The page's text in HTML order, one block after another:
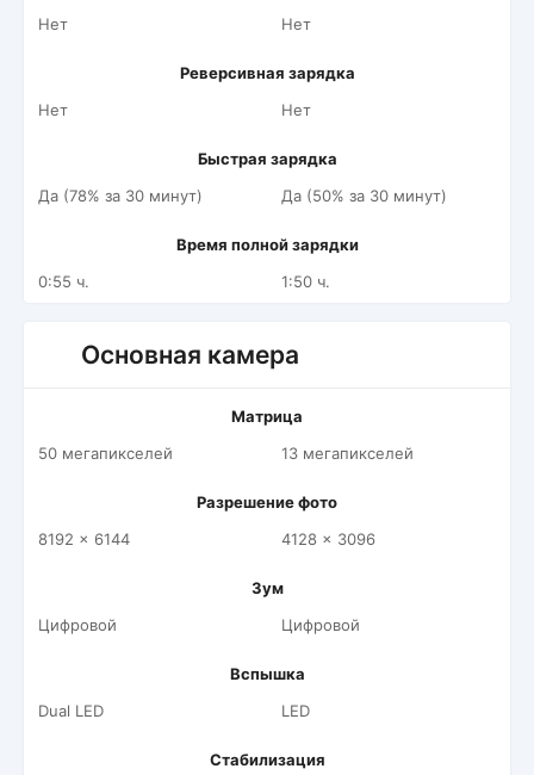
Нет
Нет
Реверсивная зарядка
Нет
Нет
Быстрая зарядка
Да (78% за 30 минут)
Да (50% за 30 минут)
Время полной зарядки
0:55 ч.
1:50 ч.
Основная камера
Матрица
50 мегапикселей
13 мегапикселей
Разрешение фото
8192 x 6144
4128 x 3096
Зум
Цифровой
Цифровой
Вспышка
Dual LED
LED
Стабилизация